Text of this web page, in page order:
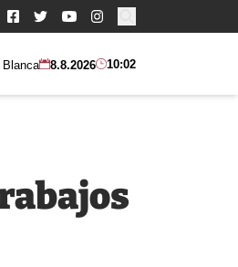
Buscar:
Blanca 8.8.2026 10:02